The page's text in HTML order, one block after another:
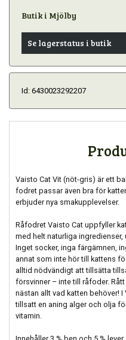
Butik i Mjölby
Se lagerstatus i butik
Id: 6430023292207
Vaisto Cat Vit (nöt-gris) är ett
fodret passar även bra för
erbjuder nya smakupplevelser.
Råfodret Vaisto Cat uppfyller
med helt naturliga
Inget socker, inga färgämnen,
annat som inte hör till kattens
alltid nödvändigt att tillsätta
försvinner – inte till råfoder.
nästan allt vad katten behöver!
tillsatt en aning alger och olja
vitamin.